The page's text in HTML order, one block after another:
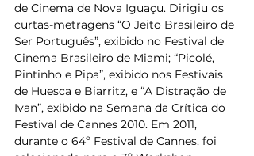
de Cinema de Nova Iguaçu. Dirigiu os
curtas-metragens “O Jeito Brasileiro de
Ser Português”, exibido no Festival de
Cinema Brasileiro de Miami; “Picolé,
Pintinho e Pipa”, exibido nos Festivais
de Huesca e Biarritz, e “A Distração de
Ivan”, exibido na Semana da Crítica do
Festival de Cannes 2010. Em 2011,
durante o 64º Festival de Cannes, foi